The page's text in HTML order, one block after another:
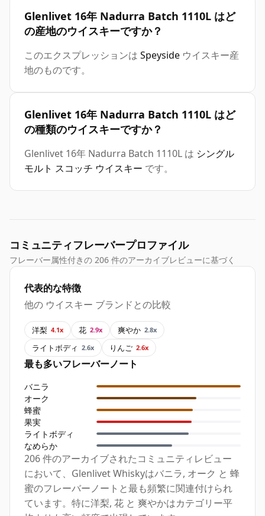
Glenlivet 16年 Nadurra Batch 1110L はど
の産地のウイスキーですか？
このエクスプレッションは Speyside ウイスキー産
地のものです。
Glenlivet 16年 Nadurra Batch 1110L はど
の種類のウイスキーですか？
Glenlivet 16年 Nadurra Batch 1110L は シングル
モルト スコッチ ウイスキー です。
コミュニティフレーバープロファイル
フレーバー属性付きの 206 件のアーカイブレビューに基づく
代表的な特徴
他の ウイスキー ブランドとの比較
洋梨 4.1x 花 2.9x 爽やか 2.8x
ライトボディ 2.6x りんご 2.6x
最も多いフレーバーノート
バニラ
オーク
蜂蜜
果実
ライトボディ
なめらか
206 件のアーカイブされたコミュニティレビュー
において、Glenlivet Whiskyはバニラ, オーク と 蜂
蜜のフレーバーノートと最も頻繁に関連付けられ
ています。特に洋梨, 花 と 爽やかはカテゴリー平